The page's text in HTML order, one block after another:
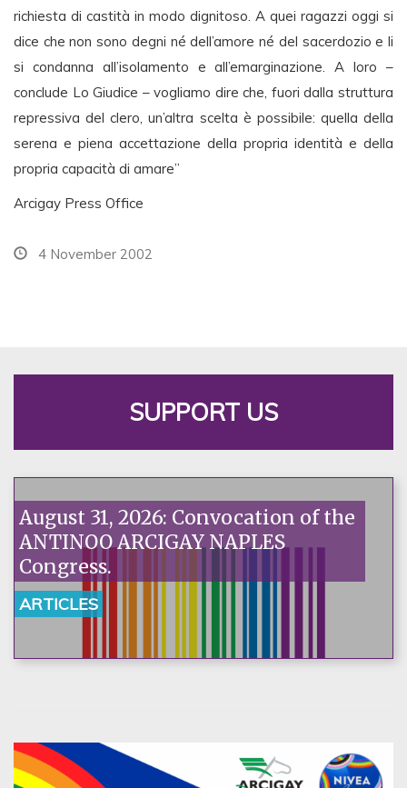
richiesta di castità in modo dignitoso. A quei ragazzi oggi si
dice che non sono degni né dell’amore né del sacerdozio e li
si condanna all’isolamento e all’emarginazione. A loro –
conclude Lo Giudice – vogliamo dire che, fuori dalla struttura
repressiva del clero, un’altra scelta è possibile: quella della
serena e piena accettazione della propria identità e della
propria capacità di amare”
Arcigay Press Office
4 November 2002
SUPPORT US
August 31, 2026: Convocation of the
ANTINOO ARCIGAY NAPLES
Congress.
ARTICLES